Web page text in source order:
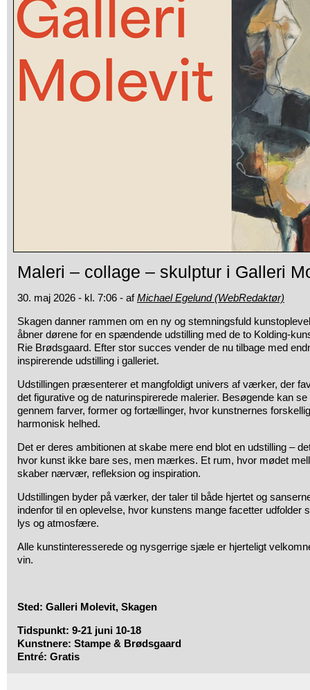
Maleri – collage – skulptur i Galleri
30. maj 2026 - kl. 7:06 - afMichael Egelund (WebRedaktør)
Skagen danner rammen om en ny og stemningsfuld
åbner dørene for en spændende udstilling med de to Kolding-
Rie Brødsgaard. Efter stor succes vender de nu tilbage med
inspirerende udstilling i galleriet.
Udstillingen præsenterer et mangfoldigt univers af værker, der
det figurative og de naturinspirerede malerier. Besøgende kan
gennem farver, former og fortællinger, hvor kunstnernes
harmonisk helhed.
Det er deres ambitionen at skabe mere end blot en udstilling –
hvor kunst ikke bare ses, men mærkes. Et rum, hvor mødet
skaber nærvær, refleksion og inspiration.
Udstillingen byder på værker, der taler til både hjertet og
indenfor til en oplevelse, hvor kunstens mange facetter udfolder
lys og atmosfære.
Alle kunstinteresserede og nysgerrige sjæle er hjerteligt
vin.
Sted: Galleri Molevit, Skagen
Tidspunkt: 9-21 juni 10-18
Kunstnere: Stampe & Brødsgaard
Entré: Gratis